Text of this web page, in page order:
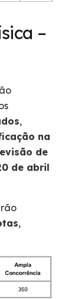
–
,
na
de
de abril
,